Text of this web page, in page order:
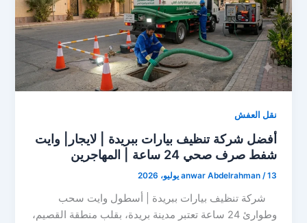
نقل العفش
أفضل شركة تنظيف بيارات ببريدة | لايجار| وايت
شفط صرف صحي 24 ساعة | المهاجرين
anwar Abdelrahman /13 يوليو، 2026
شركة تنظيف بيارات ببريدة | أسطول وايت سحب
وطوارئ 24 ساعة تعتبر مدينة بريدة، بقلب منطقة القصيم،